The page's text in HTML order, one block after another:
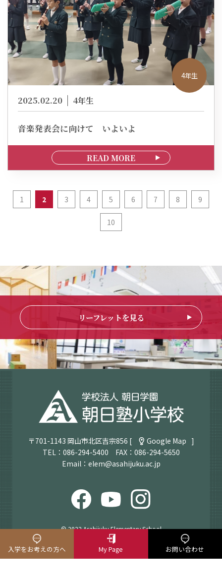
4年生
2025.02.20 4年生
音楽発表会に向けて いよいよ
READ MORE
1 2 3 4 5 6 7 8 9
10
リーフレットを見る
〒701-1143 岡山市北区吉宗856 [ Google Map ]
TEL： 086-294-5400 FAX：086-294-5650
Email： elem@asahijuku.ac.jp
© 2022 Asahijuku Elementary School
入学をお考えの方へ My Page お問い合わせ